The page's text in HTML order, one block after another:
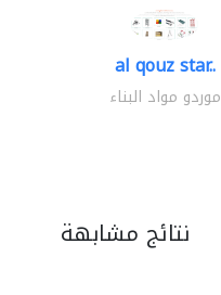
al qouz star..
موردو مواد البناء
نتائج مشابهة